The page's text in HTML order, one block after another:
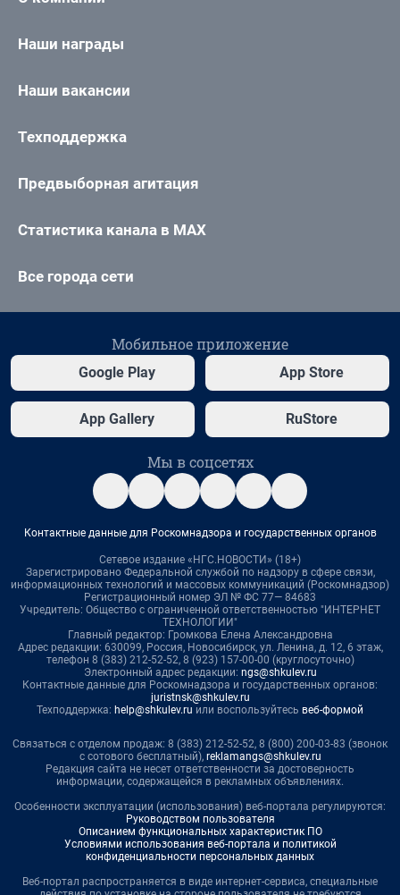
Наши награды
Наши вакансии
Техподдержка
Предвыборная агитация
Статистика канала в MAX
Все города сети
Мобильное приложение
Google Play App Store
App Gallery RuStore
Мы в соцсетях
Контактные данные для Роскомнадзора и государственных органов
Сетевое издание «НГС.НОВОСТИ» (18+)
Зарегистрировано Федеральной службой по надзору в сфере связи,
информационных технологий и массовых коммуникаций (Роскомнадзор)
Регистрационный номер ЭЛ № ФС 77— 84683
Учредитель: Общество с ограниченной ответственностью "ИНТЕРНЕТ
ТЕХНОЛОГИИ"
Главный редактор: Громкова Елена Александровна
Адрес редакции: 630099, Россия, Новосибирск, ул. Ленина, д. 12, 6 этаж,
телефон 8 (383) 212-52-52, 8 (923) 157-00-00 (круглосуточно)
Электронный адрес редакции: ngs@shkulev.ru
Контактные данные для Роскомнадзора и государственных органов:
juristnsk@shkulev.ru
Техподдержка: help@shkulev.ru или воспользуйтесь веб-формой
Связаться с отделом продаж: 8 (383) 212-52-52, 8 (800) 200-03-83 (звонок
с сотового бесплатный), reklamangs@shkulev.ru
Редакция сайта не несет ответственности за достоверность
информации, содержащейся в рекламных объявлениях.
Особенности эксплуатации (использования) веб-портала регулируются:
Руководством пользователя
Описанием функциональных характеристик ПО
Условиями использования веб-портала и политикой
конфиденциальности персональных данных
Веб-портал распространяется в виде интернет-сервиса, специальные